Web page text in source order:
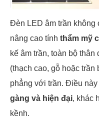
Đèn LED âm trần không
nâng cao tính thẩm mỹ
kế âm trần, toàn bộ
(thạch cao, gỗ hoặc trần
phẳng với trần. Điều này
gàng và hiện đại, khác
kềnh.